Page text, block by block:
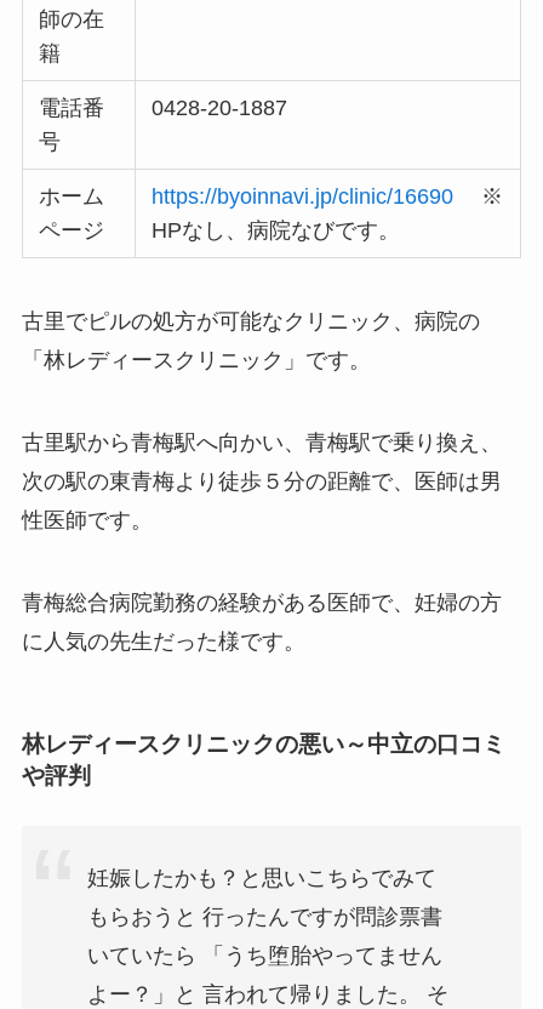
師の在
籍
電話番
号
0428-20-1887
ホーム
ページ
https://byoinnavi.jp/clinic/16690 ※
HPなし、病院なびです。
古里でピルの処方が可能なクリニック、病院の
「林レディースクリニック」です。
古里駅から青梅駅へ向かい、青梅駅で乗り換え、
次の駅の東青梅より徒歩５分の距離で、医師は男
性医師です。
青梅総合病院勤務の経験がある医師で、妊婦の方
に人気の先生だった様です。
林レディースクリニックの悪い～中立の口コミ
や評判
妊娠したかも？と思いこちらでみて
もらおうと 行ったんですが問診票書
いていたら 「うち堕胎やってません
よー？」と 言われて帰りました。 そ